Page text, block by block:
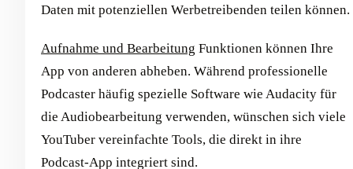
Daten mit potenziellen Werbetreibenden teilen können.
Aufnahme und Bearbeitung Funktionen können Ihre
App von anderen abheben. Während professionelle
Podcaster häufig spezielle Software wie Audacity für
die Audiobearbeitung verwenden, wünschen sich viele
YouTuber vereinfachte Tools, die direkt in ihre
Podcast-App integriert sind.